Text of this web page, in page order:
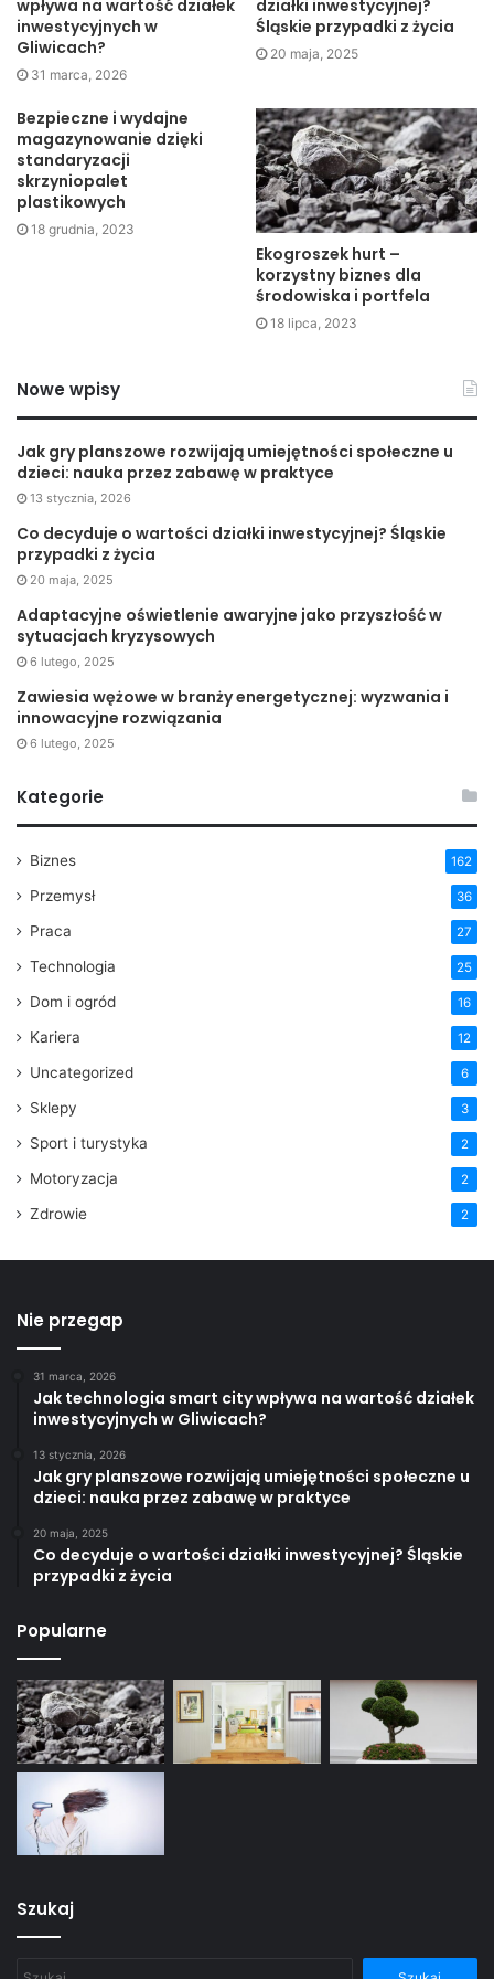
Ponadto osoby, które korzystają z firmy zewnętrznej
pomagającej w przygotowaniu całej uroczystości, powinny
poinformować ją o omawianym fakcie. Bardzo często
pracownicy mają świetne pomysły na to, w jaki sposób
można będzie wzbogacić weselny przejazd. Doskonałą
opcją może być autobus imprezowy. Wtedy goście będą
mieli możliwość zintegrowania się ze sobą jeszcze przed
wpływa na wartość działek
inwestycyjnych w
Gliwicach?
31 marca, 2026
działki inwestycyjnej?
Śląskie przypadki z życia
20 maja, 2025
Bezpieczne i wydajne
magazynowanie dzięki
standaryzacji
skrzyniopalet
plastikowych
18 grudnia, 2023
Ekogroszek hurt –
korzystny biznes dla
środowiska i portfela
18 lipca, 2023
Nowe wpisy
Jak gry planszowe rozwijają umiejętności społeczne u
dzieci: nauka przez zabawę w praktyce
13 stycznia, 2026
Co decyduje o wartości działki inwestycyjnej? Śląskie
przypadki z życia
20 maja, 2025
Adaptacyjne oświetlenie awaryjne jako przyszłość w
sytuacjach kryzysowych
6 lutego, 2025
Zawiesia wężowe w branży energetycznej: wyzwania i
innowacyjne rozwiązania
6 lutego, 2025
Kategorie
Biznes 162
Przemysł 36
Praca 27
Technologia 25
Dom i ogród 16
Kariera 12
Uncategorized 6
Sklepy 3
Sport i turystyka 2
Motoryzacja 2
Zdrowie 2
Nie przegap
31 marca, 2026
Jak technologia smart city wpływa na wartość działek
inwestycyjnych w Gliwicach?
13 stycznia, 2026
Jak gry planszowe rozwijają umiejętności społeczne u
dzieci: nauka przez zabawę w praktyce
20 maja, 2025
Co decyduje o wartości działki inwestycyjnej? Śląskie
przypadki z życia
Popularne
Szukaj
Szukaj: